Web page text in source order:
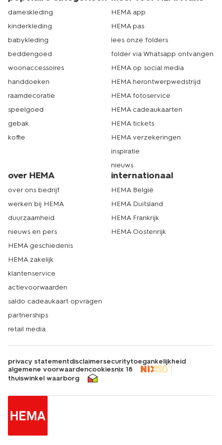
snelhechters en showmappen ophalen in de winkel kan
natuurlijk ook. Dat is écht HEMA.
dameskleding
kinderkleding
babykleding
beddengoed
woonaccessoires
handdoeken
raamdecoratie
speelgoed
gebak
koffie
HEMA app
HEMA pas
lees onze folders
folder via Whatsapp ontvangen
HEMA op social media
HEMA herontwerpwedstrijd
HEMA fotoservice
HEMA cadeaukaarten
HEMA tickets
HEMA verzekeringen
inspiratie
nieuws
over HEMA
over ons bedrijf
werken bij HEMA
duurzaamheid
nieuws en pers
HEMA geschiedenis
HEMA zakelijk
klantenservice
actievoorwaarden
saldo cadeaukaart opvragen
partnerships
retail media
internationaal
HEMA België
HEMA Duitsland
HEMA Frankrijk
HEMA Oostenrijk
privacy statementdisclaimersecuritytoegankelijkheid
algemene voorwaardencookiesnix 18
thuiswinkel waarborg